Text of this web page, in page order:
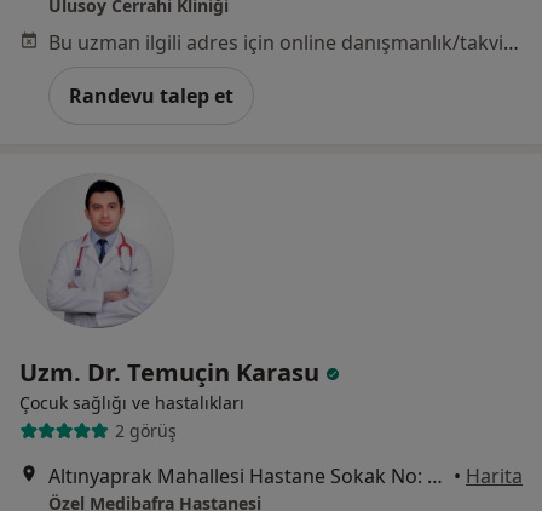
Ulusoy Cerrahi Kliniği
Bu uzman ilgili adres için online danışmanlık/takvim sunmuyor.
Randevu talep et
Uzm. Dr. Temuçin Karasu
Çocuk sağlığı ve hastalıkları
2 görüş
Altınyaprak Mahallesi Hastane Sokak No: 27, Bafra • Harita
Özel Medibafra Hastanesi